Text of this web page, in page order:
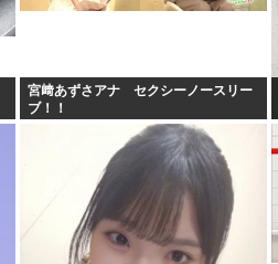
宮﨑あずさアナ セクシーノースリー
ブ！！